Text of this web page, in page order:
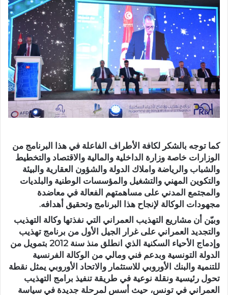
كما توجه بالشكر لكافة الأطراف الفاعلة في هذا البرنامج من
الوزارات خاصة وزارة الداخلية والمالية والاقتصاد والتخطيط
والشباب والرياضة واملاك الدولة والشؤون العقارية والبيئة
والتكوين المهني والتشغيل والمؤسسات الوطنية والبلديات
والمجتمع المدني على مساهمتهم الفعالة في معاضدة
مجهودات الوكالة لإنجاح هذا البرنامج وتحقيق أهدافه.
وبيّن أن مشاريع التهذيب العمراني التي نفذتها وكالة التهذيب
والتجديد العمراني على غرار الجيل الأول من برنامج تهذيب
وإدماج الأحياء السكنية الذي انطلق منذ سنة 2012 بتمويل من
الدولة التونسية وبدعم فني ومالي من الوكالة الفرنسية
للتنمية والبنك الأوروبي للاستثمار والاتحاد الأوروبي يمثل نقطة
تحول رئيسية ونقلة نوعية في طريقة تنفيذ برامج التهذيب
العمراني في تونس، حيث أسس لمرحلة جديدة في سياسة